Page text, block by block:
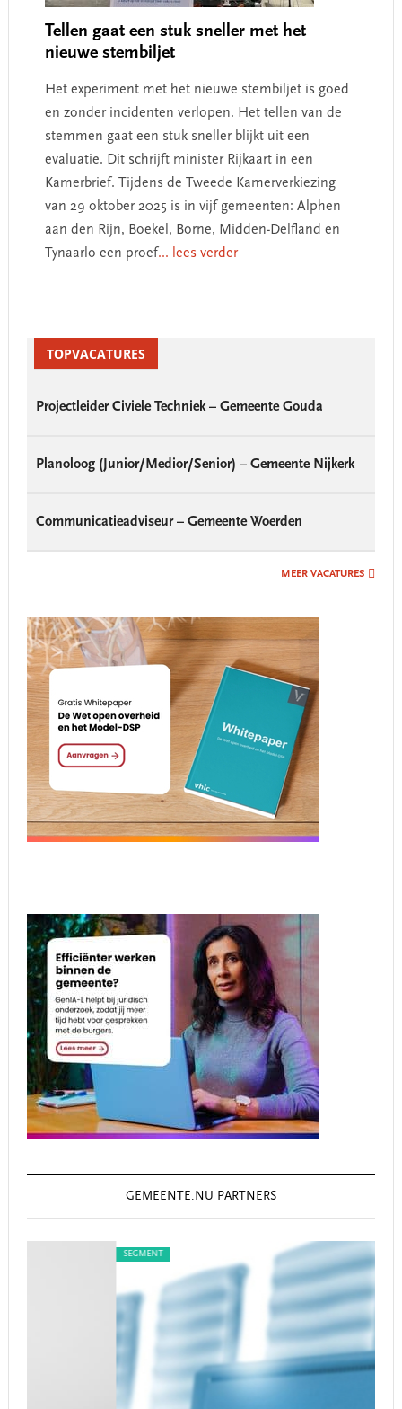
Tellen gaat een stuk sneller met het
nieuwe stembiljet
Het experiment met het nieuwe stembiljet is goed
en zonder incidenten verlopen. Het tellen van de
stemmen gaat een stuk sneller blijkt uit een
evaluatie. Dit schrijft minister Rijkaart in een
Kamerbrief. Tijdens de Tweede Kamerverkiezing
van 29 oktober 2025 is in vijf gemeenten: Alphen
aan den Rijn, Boekel, Borne, Midden-Delfland en
Tynaarlo een proef... lees verder
SidebarTOPVACATURES
Projectleider Civiele Techniek – Gemeente Gouda
Planoloog (Junior/Medior/Senior) – Gemeente Nijkerk
Communicatieadviseur – Gemeente Woerden
MEER VACATURES
GEMEENTE.NU PARTNERS